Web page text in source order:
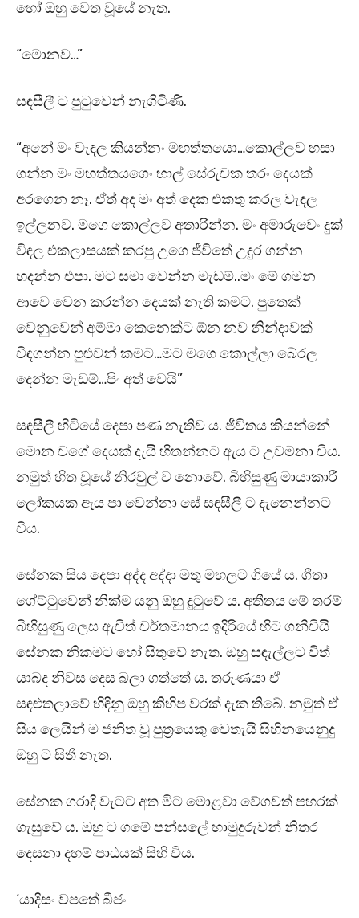
හෝ ඔහු වෙත වූයේ නැත.
“මොනව…”
සඳසීලී ට පුටුවෙන් නැගිටිණි.
“අනේ මං වැඳල කියන්නං මහත්තයො…කොල්ලව හසා
ගන්න මං මහත්තයගෙං හාල් සේරුවක තරං දෙයක්
අරගෙන නෑ. ඒත් අද මං අත් දෙක එකතු කරල වැඳල
ඉල්ලනව. මගෙ කොල්ලව අතාරින්න. මං අමාරුවෙං දුක්
විඳල එකලාසයක් කරපු උගෙ ජීවිතේ උදුර ගන්න
හදන්න එපා. මට සමා වෙන්න මැඩම්..මං මේ ගමන
ආවෙ වෙන කරන්න දෙයක් නැති කමට. පුතෙක්
වෙනුවෙන් අම්මා කෙනෙක්ට ඕන නව නින්දාවක්
විඳගන්න පුළුවන් කමට…මට මගෙ කොල්ලා බේරල
දෙන්න මැඩම්…පිං අත් වෙයි”
සඳසීලී හිටියේ දෙපා පණ නැතිව ය. ජීවිතය කියන්නේ
මොන වගේ දෙයක් දැයි හිතන්නට ඇය ට උවමනා විය.
නමුත් හිත වූයේ නිරවුල් ව නොවේ. බිහිසුණු මායාකාරී
ලෝකයක ඇය පා වෙන්නා සේ සඳසීලී ට දැනෙන්නට
විය.
සේනක සිය දෙපා අද්ද අද්දා මතු මහලට ගියේ ය. ගීතා
ගේට්ටුවෙන් නික්ම යනු ඔහු දුටුවේ ය. අතීතය මේ තරම්
බිහිසුණු ලෙස ඇවිත් වර්තමානය ඉදිරියේ හිට ගනීවියි
සේනක නිකමට හෝ සිතුවේ නැත. ඔහු සඳැල්ලට විත්
යාබද නිවස දෙස බලා ගත්තේ ය. තරුණයා ඒ
සඳළුතලාවේ හිඳිනු ඔහු කිහිප වරක් දැක තිබේ. නමුත් ඒ
සිය ලෙයින් ම ජනිත වූ පුත්‍රයෙකු වෙතැයි සිහිනයෙනුදු
ඔහු ට සිතී නැත.
සේනක ගරාදි වැටට අත මිට මොළවා වේගවත් පහරක්
ගැසුවේ ය. ඔහු ට ගමේ පන්සලේ හාමුදුරුවන් නිතර
දෙසනා දහම් පාඨයක් සිහි විය.
‘යාදිසං වපතේ බීජං